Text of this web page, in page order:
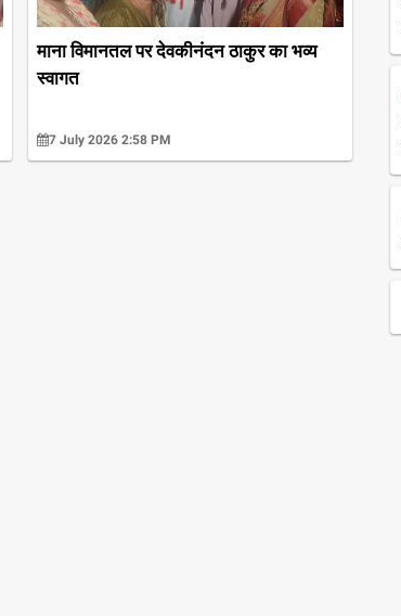
माना विमानतल पर देवकीनंदन ठाकुर का भव्य
स्वागत
7 July 2026 2:58 PM